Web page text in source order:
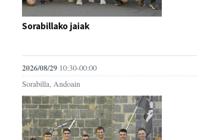
Sorabillako jaiak
2026/08/29 10:30-00:00
Sorabilla, Andoain